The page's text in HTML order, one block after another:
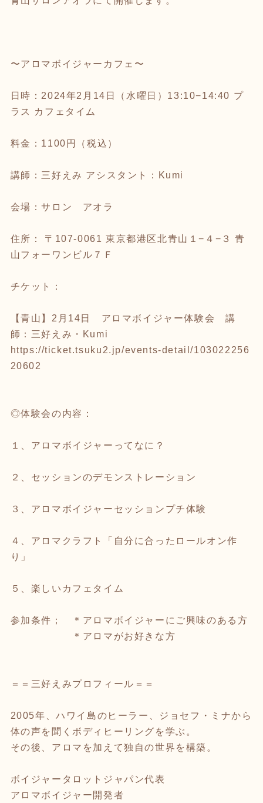
〜アロマボイジャーカフェ〜
日時：2024年2月14日（水曜日）13:10−14:40 プ
ラス カフェタイム
料金：1100円（税込）
講師：三好えみ アシスタント：Kumi
会場：サロン アオラ
住所： 〒107-0061 東京都港区北青山１−４−３ 青
山フォーワンビル７Ｆ
チケット：
【青山】2月14日 アロマボイジャー体験会 講
師：三好えみ・Kumi
https://ticket.tsuku2.jp/events-detail/103022256
20602
◎体験会の内容：
１、アロマボイジャーってなに？
２、セッションのデモンストレーション
３、アロマボイジャーセッションプチ体験
４、アロマクラフト「自分に合ったロールオン作
り」
５、楽しいカフェタイム
参加条件； ＊アロマボイジャーにご興味のある方
＊アロマがお好きな方
＝＝三好えみプロフィール＝＝
2005年、ハワイ島のヒーラー、ジョセフ・ミナから
体の声を聞くボディヒーリングを学ぶ。
その後、アロマを加えて独自の世界を構築。
ボイジャータロットジャパン代表
アロマボイジャー開発者